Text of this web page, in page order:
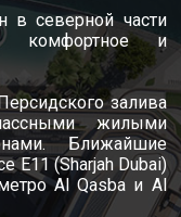
в северной части
комфортное и
залива
жилыми
Ближайшие
E11 (Sharjah Dubai)
Al Qasba и Al